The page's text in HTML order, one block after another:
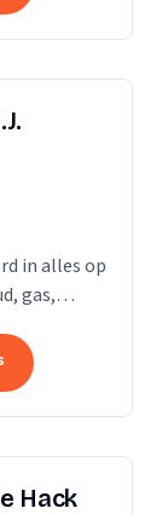
in alles op
gas,
Hack